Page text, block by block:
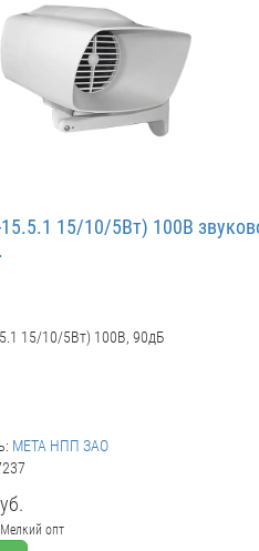
15/10/5Вт) 100В
15/10/5Вт) 100В, 90дБ
МЕТА НПП ЗАО
Мелкий опт